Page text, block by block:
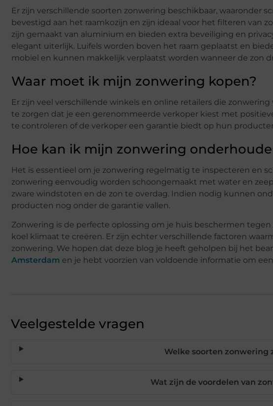
Er zijn verschillende soorten zonwering beschikbaar, waaronder
bevestigd aan het raamkozijn en zijn ideaal voor het filteren van
zijn gemaakt van aluminium en bieden extra beveiliging en
elegant uiterlijk. Luifels worden boven het raam geplaatst en
mobiel en kunnen makkelijk verplaatst worden wanneer de zon
Waar moet ik mijn zonwering kopen?
Er zijn veel verschillende winkels en online retailers die
te zorgen dat je een gerenommeerde verkoper kiest met
te controleren of de verkoper een garantie biedt op hun
Hoe kan ik mijn zonwering
Het is essentieel om je zonwering regelmatig te inspecteren en
zonwering eenvoudig worden schoongemaakt met water en
zware windstoten en de zon te overdag. Indien nodig kunnen
producten nog onder de garantie vallen.
Zonwering is de perfecte oplossing om je huis beschermen
koel klimaat te creëren. Er zijn echter verschillende factoren
zonwering. We hopen dat deze blog je heeft geholpen bij het
Amsterdam en je hebt voorzien van voldoende informatie om
Veelgestelde vragen
Welke soorten zonwering
Wat zijn de voordelen van